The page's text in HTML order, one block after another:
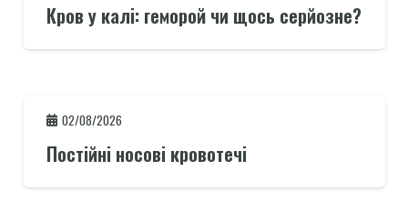
Кров у калі: геморой чи щось серйозне?
02/08/2026
Постійні носові кровотечі